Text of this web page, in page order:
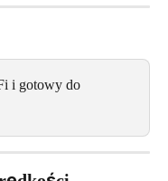
i gotowy do